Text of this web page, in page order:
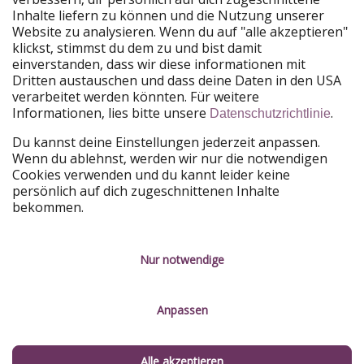
Unsere Märkte
PiratinViaggio
HolidayPirates
VakantiePiraten
WakacyjniPiraci
VoyagesPirates
Ferienpiraten
Urlaubspiraten
ViajerosPiratas
TravelPirates
HolidayPirates Group
Lerne uns kennen
Über uns
Nachhaltigkeit
Rechtliches
Kontakt
Service-Kontrolle
Inhalte liefern zu können und die Nutzung unserer
Website zu analysieren. Wenn du auf "alle akzeptieren"
klickst, stimmst du dem zu und bist damit
einverstanden, dass wir diese informationen mit
Dritten austauschen und dass deine Daten in den USA
verarbeitet werden könnten. Für weitere
Informationen, lies bitte unsere Datenschutzrichtlinie.
Du kannst deine Einstellungen jederzeit anpassen.
Wenn du ablehnst, werden wir nur die notwendigen
Cookies verwenden und du kannt leider keine
persönlich auf dich zugeschnittenen Inhalte
bekommen.
Nur notwendige
Anpassen